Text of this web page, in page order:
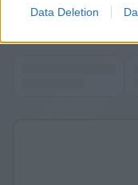
Data Deletion
ECSUP